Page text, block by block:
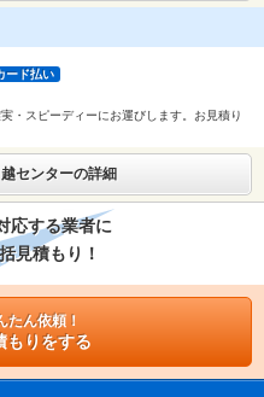
ード払い
・スピーディーにお運びします。お見積り
センターの詳細
応する業者に
見積もり！
たん依頼！
もりをする